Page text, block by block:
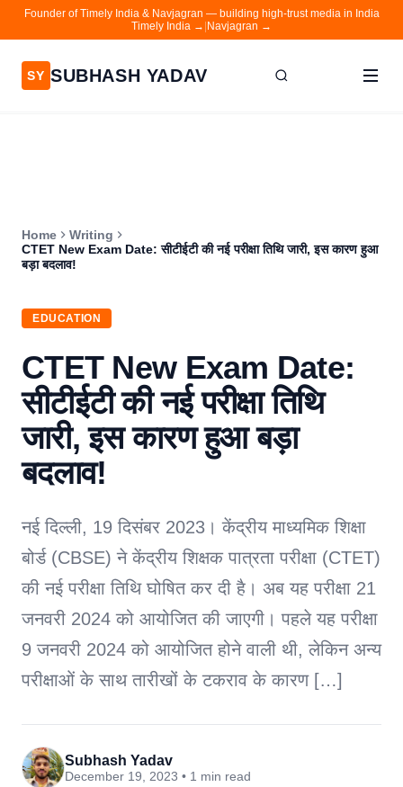
Founder of Timely India & Navjagran — building high-trust media in India
Timely India → Navjagran →
SY SUBHASH YADAV
Contact
Navjagran
Home
Writing
CTET New Exam Date: सीटीईटी की नई परीक्षा तिथि जारी, इस कारण हुआ
बड़ा बदलाव!
EDUCATION
CTET New Exam Date:
सीटीईटी की नई परीक्षा तिथि
जारी, इस कारण हुआ बड़ा
बदलाव!
नई दिल्ली, 19 दिसंबर 2023। केंद्रीय माध्यमिक शिक्षा
बोर्ड (CBSE) ने केंद्रीय शिक्षक पात्रता परीक्षा (CTET)
की नई परीक्षा तिथि घोषित कर दी है। अब यह परीक्षा 21
जनवरी 2024 को आयोजित की जाएगी। पहले यह परीक्षा
9 जनवरी 2024 को आयोजित होने वाली थी, लेकिन अन्य
परीक्षाओं के साथ तारीखों के टकराव के कारण […]
Subhash Yadav
December 19, 2023 • 1 min read